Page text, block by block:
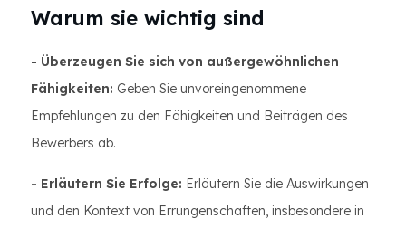
Warum sie wichtig sind
- Überzeugen Sie sich von außergewöhnlichen
Fähigkeiten: Geben Sie unvoreingenommene
Empfehlungen zu den Fähigkeiten und Beiträgen des
Bewerbers ab.
- Erläutern Sie Erfolge: Erläutern Sie die Auswirkungen
und den Kontext von Errungenschaften, insbesondere in